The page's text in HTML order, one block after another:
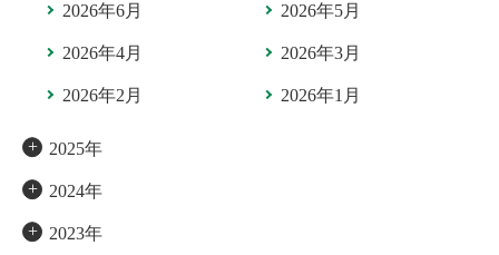
2026年6月 2026年5月
2026年4月 2026年3月
2026年2月 2026年1月
2025年
2024年
2023年